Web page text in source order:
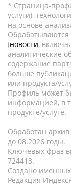
* Страница-
услуги),
на основе
Обрабатываются
(новости,
аналитические
содержание
больше
или продукта/
Профиль может
информацией, в
продукте/услуге.
Обработан
до 08.2026 годы.
Ключевых фраз
724413.
Создано
Редакция